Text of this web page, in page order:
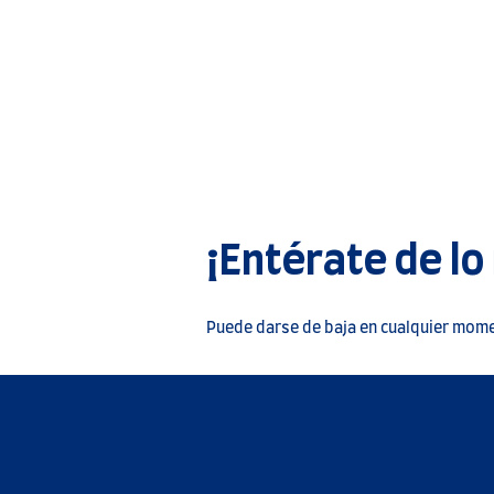
¡Entérate de
Puede darse de baja en cualquier